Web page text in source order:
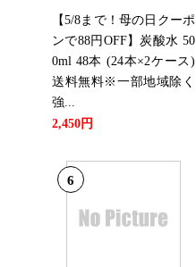
【5/8まで！母の日クーポ
ンで88円OFF】炭酸水 50
0ml 48本 (24本×2ケース)
送料無料※一部地域除く
強...
2,450円
6